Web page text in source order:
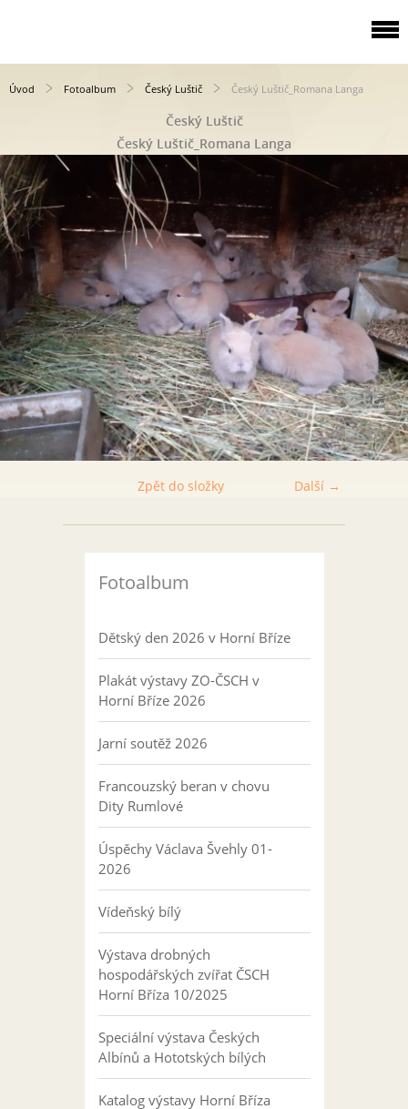
Úvod Fotoalbum Český Luštič Český Luštič_Romana Langa
Český Luštič
Český Luštič_Romana Langa
Další →
Zpět do složky
Fotoalbum
Dětský den 2026 v Horní Bříze
Plakát výstavy ZO-ČSCH v
Horní Bříze 2026
Jarní soutěž 2026
Francouzský beran v chovu
Dity Rumlové
Úspěchy Václava Švehly 01-
2026
Vídeňský bílý
Výstava drobných
hospodářských zvířat ČSCH
Horní Bříza 10/2025
Speciální výstava Českých
Albínů a Hototských bílých
Katalog výstavy Horní Bříza